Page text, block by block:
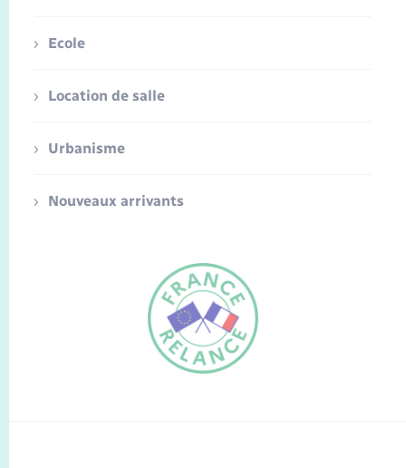
FR
Ecole
Location de salle
Urbanisme
Nouveaux arrivants